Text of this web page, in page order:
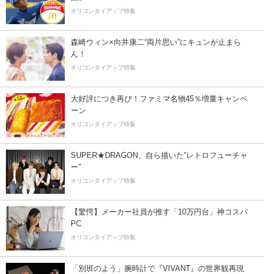
オリコンタイアップ特集
森崎ウィン×向井康二“両片思い”にキュンが止まら
ん！
オリコンタイアップ特集
大好評につき再び！ファミマ名物45％増量キャンペ
ーン
オリコンタイアップ特集
SUPER★DRAGON、自ら描いた”レトロフューチャ
ー”
オリコンタイアップ特集
【驚愕】メーカー社員が推す「10万円台」神コスパ
PC
オリコンタイアップ特集
「別班のよう」腕時計で『VIVANT』の世界観再現